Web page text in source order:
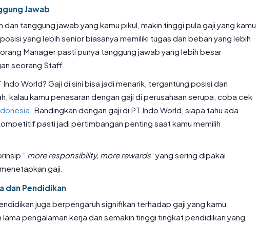
Jawab
dan tanggung jawab yang kamu pikul, makin tinggi pula gaji yang kamu
yang lebih senior biasanya memiliki tugas dan beban yang lebih
Manager pasti punya tanggung jawab yang lebih besar
seorang Staff.
Indo World? Gaji di sini bisa jadi menarik, tergantung posisi dan
kalau kamu penasaran dengan gaji di perusahaan serupa, coba cek
. Bandingkan dengan gaji di PT Indo World, siapa tahu ada
pasti jadi pertimbangan penting saat kamu memilih
” more responsibility, more rewards” yang sering dipakai
gaji.
dan Pendidikan
juga berpengaruh signifikan terhadap gaji yang kamu
pengalaman kerja dan semakin tinggi tingkat pendidikan yang